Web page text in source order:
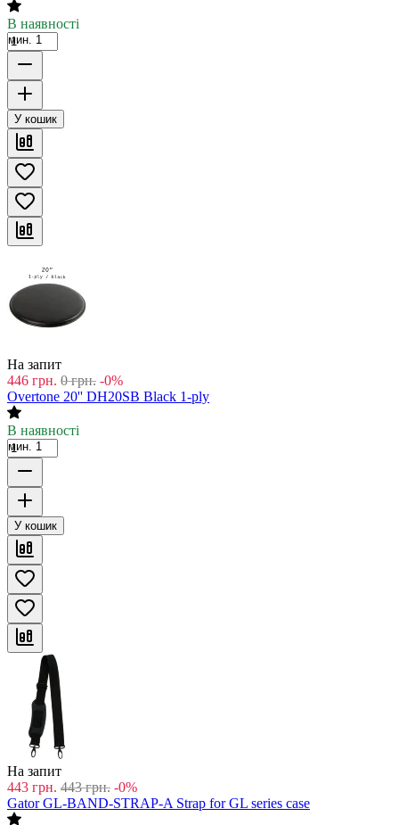
В наявності
мин. 1
У кошик
На запит
446 грн. 0 грн. -0%
Overtone 20'' DH20SB Black 1-ply
В наявності
мин. 1
У кошик
На запит
443 грн. 443 грн. -0%
Gator GL-BAND-STRAP-A Strap for GL series case